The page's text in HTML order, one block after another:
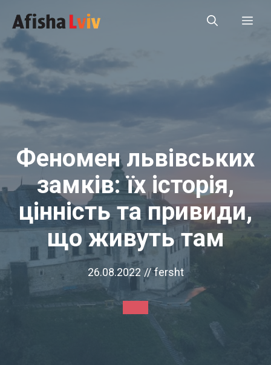
до
вмісту
Феномен львівських
замків: їх історія,
цінність та привиди,
що живуть там
26.08.2022 // fersht